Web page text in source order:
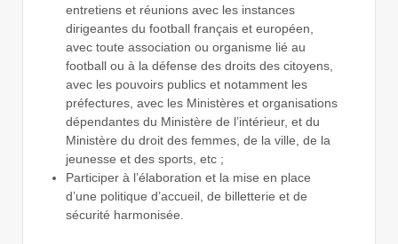
entretiens et réunions avec les instances
dirigeantes du football français et européen,
avec toute association ou organisme lié au
football ou à la défense des droits des citoyens,
avec les pouvoirs publics et notamment les
préfectures, avec les Ministères et organisations
dépendantes du Ministère de l’intérieur, et du
Ministère du droit des femmes, de la ville, de la
jeunesse et des sports, etc ;
Participer à l’élaboration et la mise en place
d’une politique d’accueil, de billetterie et de
sécurité harmonisée.